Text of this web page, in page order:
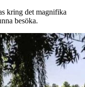
kring det magnifika
besöka.